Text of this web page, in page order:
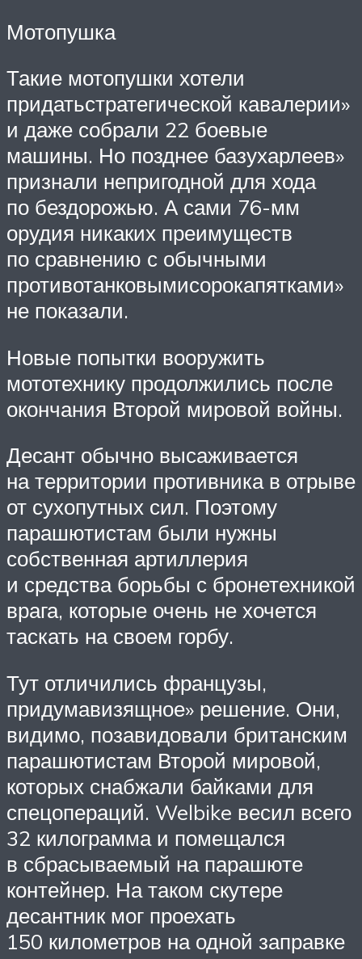
Мотопушка
Такие мотопушки хотели
придатьстратегической кавалерии»
и даже собрали 22 боевые
машины. Но позднее базухарлеев»
признали непригодной для хода
по бездорожью. А сами 76-мм
орудия никаких преимуществ
по сравнению с обычными
противотанковымисорокапятками»
не показали.
Новые попытки вооружить
мототехнику продолжились после
окончания Второй мировой войны.
Десант обычно высаживается
на территории противника в отрыве
от сухопутных сил. Поэтому
парашютистам были нужны
собственная артиллерия
и средства борьбы с бронетехникой
врага, которые очень не хочется
таскать на своем горбу.
Тут отличились французы,
придумавизящное» решение. Они,
видимо, позавидовали британским
парашютистам Второй мировой,
которых снабжали байками для
спецопераций. Welbike весил всего
32 килограмма и помещался
в сбрасываемый на парашюте
контейнер. На таком скутере
десантник мог проехать
150 километров на одной заправке